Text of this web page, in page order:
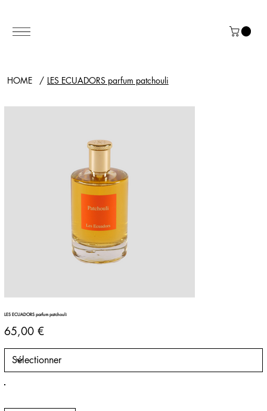
HOME / LES ECUADORS parfum patchouli
LES ECUADORS parfum patchouli
Prix
65,00 €